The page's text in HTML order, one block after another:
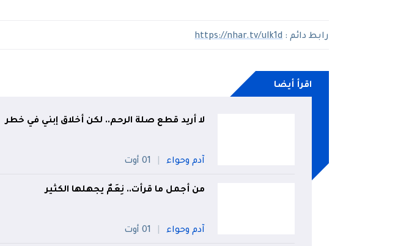
رابط دائم :https://nhar.tv/ulk1d
اقرأ أيضا
لا أريد قطع صلة الرحم.. لكن أخلاق إبني في خطر
آدم وحواء 01 أوت
من أجمل ما قرأت.. نِعَمٌ يجهلها الكثير
آدم وحواء 01 أوت